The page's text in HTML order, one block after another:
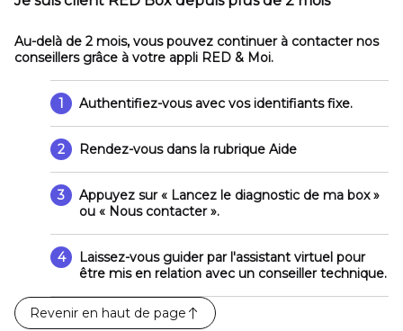
Au-delà de 2 mois, vous pouvez continuer à contacter nos
conseillers grâce à votre appli RED & Moi.
1 Authentifiez-vous avec vos identifiants fixe.
2 Rendez-vous dans la rubrique Aide
3 Appuyez sur« Lancez le diagnostic de ma box »
ou « Nous contacter ».
4
Laissez-vous guider par l'assistant virtuel pour
être mis en relation avec un conseiller technique.
Revenir en haut de page